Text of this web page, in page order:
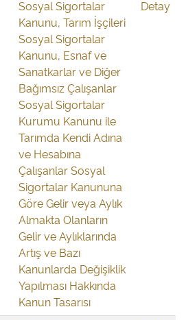
Sosyal Sigortalar
Kanunu, Tarım İşçileri
Sosyal Sigortalar
Kanunu, Esnaf ve
Sanatkarlar ve Diğer
Bağımsız Çalışanlar
Sosyal Sigortalar
Kurumu Kanunu ile
Tarımda Kendi Adına
ve Hesabına
Çalışanlar Sosyal
Sigortalar Kanununa
Göre Gelir veya Aylık
Almakta Olanların
Gelir ve Aylıklarında
Artış ve Bazı
Kanunlarda Değişiklik
Yapılması Hakkında
Kanun Tasarısı
Detay